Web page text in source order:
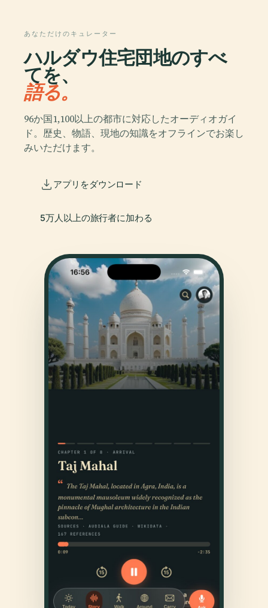
あなただけのキュレーター
ハルダウ住宅団地のすべ
てを、
語る。
96か国1,100以上の都市に対応したオーディオガイ
ド。歴史、物語、現地の知識をオフラインでお楽し
みいただけます。
アプリをダウンロード
5万人以上の旅行者に加わる